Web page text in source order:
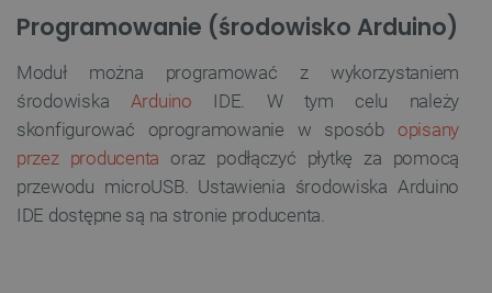
Programowanie (środowisko Arduino)
Moduł można programować z wykorzystaniem
środowiska Arduino IDE. W tym celu należy
skonfigurować oprogramowanie w sposób opisany
przez producenta oraz podłączyć płytkę za pomocą
przewodu microUSB. Ustawienia środowiska Arduino
IDE dostępne są na stronie producenta.